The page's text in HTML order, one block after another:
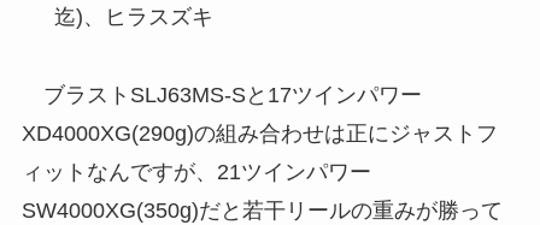
迄)、ヒラスズキ
ブラストSLJ63MS-Sと17ツインパワー
XD4000XG(290g)の組み合わせは正にジャストフ
ィットなんですが、21ツインパワー
SW4000XG(350g)だと若干リールの重みが勝って